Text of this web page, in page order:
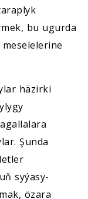
bu ugurda
häzirki
Şunda
syýasy-
özara